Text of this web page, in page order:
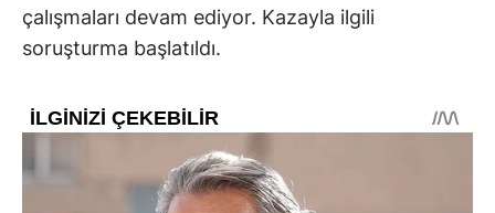
çalışmaları devam ediyor. Kazayla ilgili
soruşturma başlatıldı.